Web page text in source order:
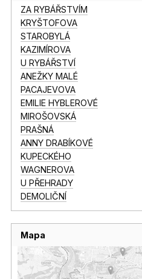
ZA RYBÁŘSTVÍM
KRYŠTOFOVA
STAROBYLÁ
KAZIMÍROVA
U RYBÁŘSTVÍ
ANEŽKY MALÉ
PACAJEVOVA
EMILIE HYBLEROVÉ
MIROŠOVSKÁ
PRAŠNÁ
ANNY DRABÍKOVÉ
KUPECKÉHO
WAGNEROVA
U PŘEHRADY
DEMOLIČNÍ
Mapa